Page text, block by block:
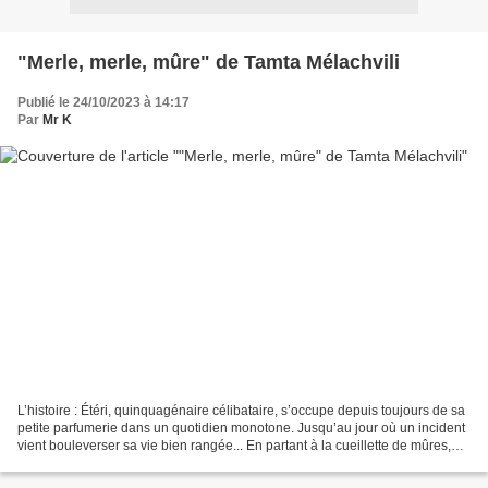
"Merle, merle, mûre" de Tamta Mélachvili
Publié le 24/10/2023 à 14:17
Par Mr K
L’histoire : Étéri, quinquagénaire célibataire, s’occupe depuis toujours de sa
petite parfumerie dans un quotidien monotone. Jusqu’au jour où un incident
vient bouleverser sa vie bien rangée... En partant à la cueillette de mûres,